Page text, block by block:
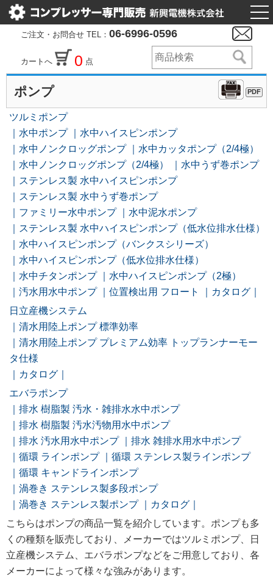
ご注文・お問合せ TEL： 06-6996-0596
カートへ 0 点
ポンプ PDF
ツルミポンプ
水中ポンプ
水中ハイスピンポンプ
水中ノンクロッグポンプ
水中カッタポンプ（2/4極）
水中ノンクロッグポンプ（2/4極）
水中うず巻ポンプ
ステンレス製 水中ハイスピンポンプ
ステンレス製 水中うず巻ポンプ
ファミリー水中ポンプ
水中泥水ポンプ
ステンレス製 水中ハイスピンポンプ（低水位排水仕様）
水中ハイスピンポンプ（バンクスシリーズ）
水中ハイスピンポンプ（低水位排水仕様）
水中チタンポンプ
水中ハイスピンポンプ（2極）
汚水用水中ポンプ
位置検出用 フロート
カタログ
日立産機システム
清水用陸上ポンプ 標準効率
清水用陸上ポンプ プレミアム効率 トップランナーモー
タ仕様
カタログ
エバラポンプ
排水 樹脂製 汚水・雑排水水中ポンプ
排水 樹脂製 汚水汚物用水中ポンプ
排水 汚水用水中ポンプ
排水 雑排水用水中ポンプ
循環 ラインポンプ
循環 ステンレス製ラインポンプ
循環 キャンドラインポンプ
渦巻き ステンレス製多段ポンプ
渦巻き ステンレス製ポンプ
カタログ
こちらはポンプの商品一覧を紹介しています。ポンプも多
くの種類を販売しており、メーカーではツルミポンプ、日
立産機システム、エバラポンプなどをご用意しており、各
メーカーによって様々な強みがあります。